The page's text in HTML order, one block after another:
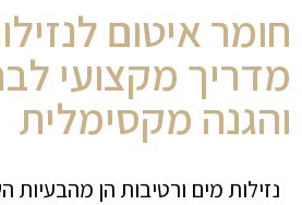
חומר איטום
מדריך מקצועי
והגנה מקסימלית
נזילות מים ורטיבות הן